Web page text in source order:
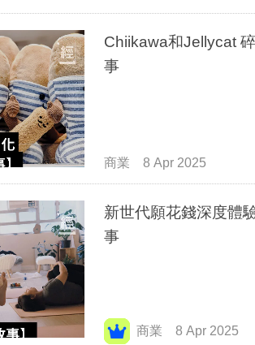
Chiikawa和Jellycat
事
商業 8 Apr 2025
新世代願花錢深度體
事
商業 8 Apr 2025